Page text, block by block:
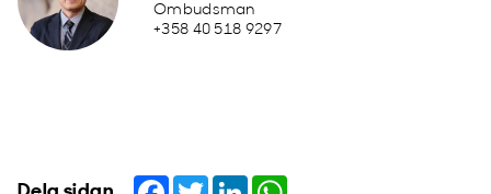
Ombudsman
+358 40 518 9297
Facebook
TwitterLinkedIn